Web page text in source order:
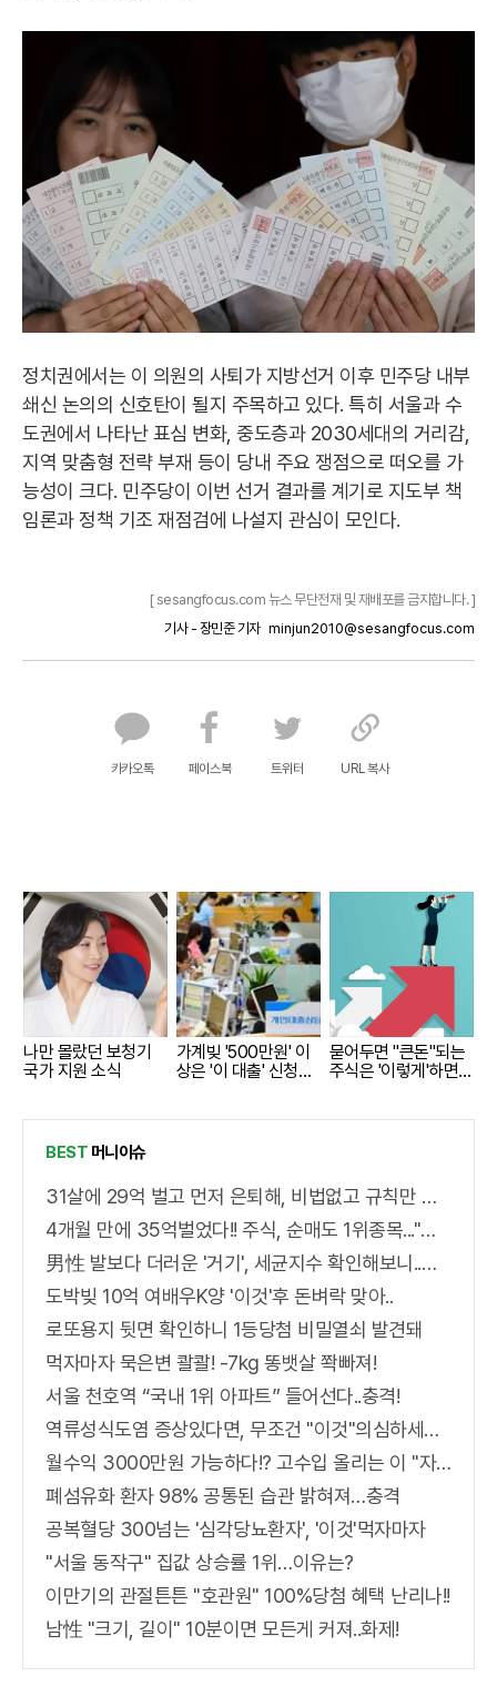
정치권에서는 이 의원의 사퇴가 지방선거 이후 민주당 내부
쇄신 논의의 신호탄이 될지 주목하고 있다. 특히 서울과 수
도권에서 나타난 표심 변화, 중도층과 2030세대의 거리감,
지역 맞춤형 전략 부재 등이 당내 주요 쟁점으로 떠오를 가
능성이 크다. 민주당이 이번 선거 결과를 계기로 지도부 책
임론과 정책 기조 재점검에 나설지 관심이 모인다.
[ sesangfocus.com 뉴스 무단전재 및 재배포를 금지합니다. ]
기사 - 장민준 기자 minjun2010@sesangfocus.com
카카오톡 페이스북 트위터 URL 복사
나만 몰랐던 보청기
국가 지원 소식
가계빚 '500만원' 이
상은 '이 대출' 신청해
묻어두면 "큰돈"되는
주식은 '이렇게'하면
BEST 머니이슈
31살에 29억 벌고 먼저 은퇴해, 비법없고 규칙만 지켰다!
4개월 만에 35억벌었다!! 주식, 순매도 1위종목..."충격"
男性 발보다 더러운 '거기', 세균지수 확인해보니..충격!
도박빚 10억 여배우K양 '이것'후 돈벼락 맞아..
로또용지 뒷면 확인하니 1등당첨 비밀열쇠 발견돼
먹자마자 묵은변 콸콸! -7kg 똥뱃살 쫙빠져!
서울 천호역 “국내 1위 아파트” 들어선다..충격!
역류성식도염 증상있다면, 무조건 "이것"의심하세요. 간단치료법 나왔다!
월수익 3000만원 가능하다!? 고수입 올리는 이 "자격증"에 몰리는 이유 알고보니…
폐섬유화 환자 98% 공통된 습관 밝혀져…충격
공복혈당 300넘는 '심각당뇨환자', '이것'먹자마자
"서울 동작구" 집값 상승률 1위…이유는?
이만기의 관절튼튼 "호관원" 100%당첨 혜택 난리나!!
남性 "크기, 길이" 10분이면 모든게 커져..화제!